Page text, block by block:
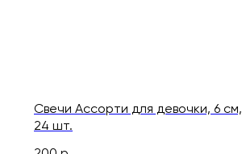
Свечи Ассорти для девочки, 6 см,
24 шт.